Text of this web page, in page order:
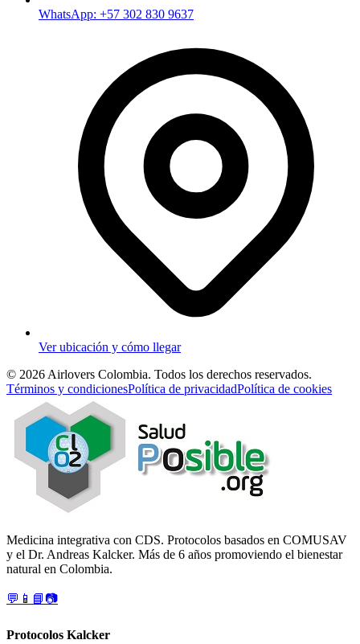
WhatsApp: +57 302 830 9637
Ver ubicación y cómo llegar
© 2026 Airlovers Colombia. Todos los derechos reservados.
Términos y condicionesPolítica de privacidadPolítica de cookies
Medicina integrativa con CDS. Protocolos basados en COMUSAV
y el Dr. Andreas Kalcker. Más de 6 años promoviendo el bienestar
natural en Colombia.
💬 📱 📘📷
Protocolos Kalcker